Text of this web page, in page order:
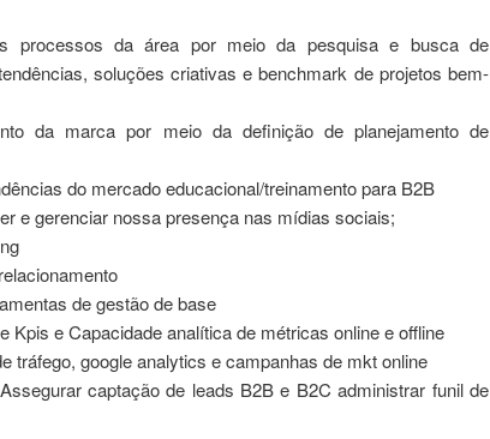
processos da área por meio da pesquisa e busca de
soluções criativas e benchmark de projetos bem-
da marca por meio da definição de planejamento de
do mercado educacional/treinamento para B2B
e gerenciar nossa presença nas mídias sociais;
de gestão de base
Kpis e Capacidade analítica de métricas online e offline
tráfego, google analytics e campanhas de mkt online
captação de leads B2B e B2C administrar funil de